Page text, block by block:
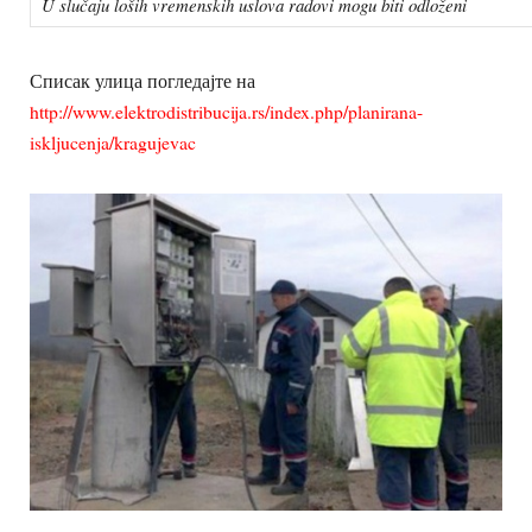
Списак улица погледајте на
http://www.elektrodistribucija.rs/index.php/planirana-
iskljucenja/kragujevac